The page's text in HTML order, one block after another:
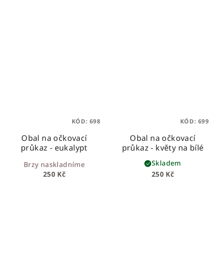
Obal na očkovací
průkaz - eukalypt
250 Kč
Brzy naskladníme
KÓD: 698
Obal na očkovací
průkaz - květy na bílé
250 Kč
Skladem
KÓD: 699